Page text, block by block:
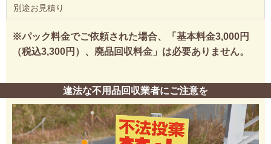
別途お見積り
※パック料金でご依頼された場合、「基本料金3,000円
（税込3,300円）、廃品回収料金」は必要ありません。
違法な不用品回収業者にご注意を